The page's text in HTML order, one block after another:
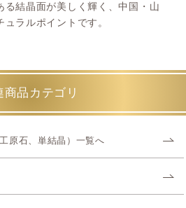
る結晶面が美しく輝く、中国・山
ラルポイントです。
商品カテゴリ
原石、単結晶）一覧へ